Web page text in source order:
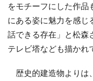
をモチーフにした作品
にある姿に魅力を感じ
話できる存在」と松森
テレビ塔なども描かれ
歴史的建造物よりは